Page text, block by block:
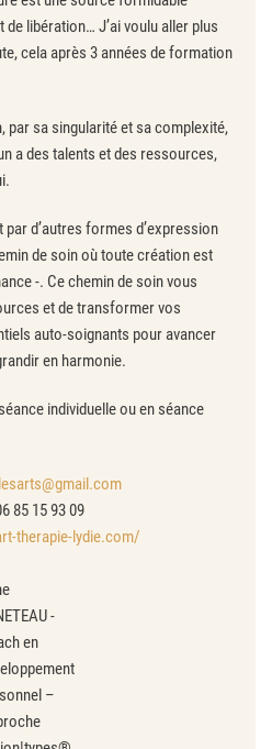
de libération… J’ai voulu aller plus
cela après 3 années de formation
par sa singularité et sa complexité,
a des talents et des ressources,
par d’autres formes d’expression
de soin où toute création est
-. Ce chemin de soin vous
et de transformer vos
auto-soignants pour avancer
en harmonie.
individuelle ou en séance
85 15 93 09
therapie-lydie.com/
-
en
–